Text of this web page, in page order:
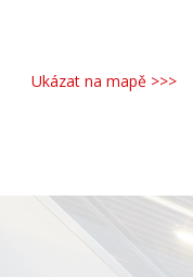
Ukázat na mapě >>>